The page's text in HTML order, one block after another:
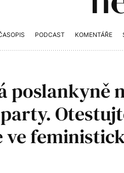
PODCAST KOMENTÁŘE
poslankyně